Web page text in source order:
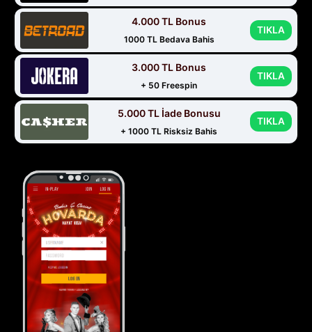
4.000 TL Bonus
1000 TL Bedava Bahis
TIKLA
3.000 TL Bonus
+ 50 Freespin
TIKLA
5.000 TL İade Bonusu
+ 1000 TL Risksiz Bahis
TIKLA